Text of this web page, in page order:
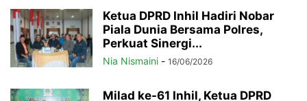
Ketua DPRD Inhil Hadiri Nobar
Piala Dunia Bersama Polres,
Perkuat Sinergi...
Nia Nismaini - 16/06/2026
Milad ke-61 Inhil, Ketua DPRD